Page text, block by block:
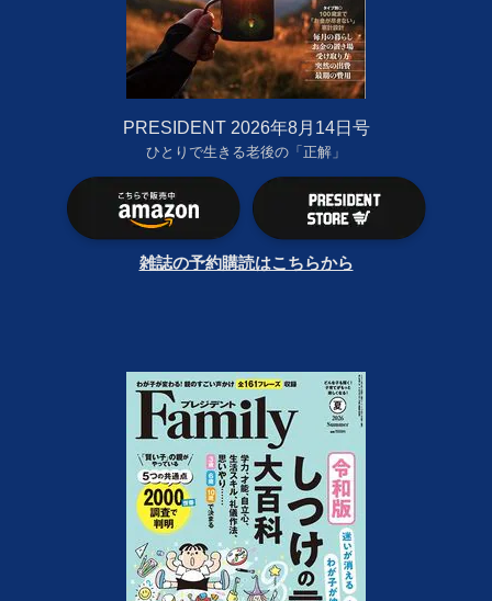
PRESIDENT 2026年8月14日号
ひとりで生きる老後の「正解」
雑誌の予約購読はこちらから